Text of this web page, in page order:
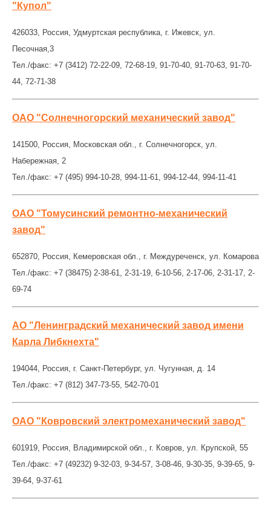
"Купол"
426033, Россия, Удмуртская республика, г. Ижевск, ул.
Песочная,3
Тел./факс: +7 (3412) 72-22-09, 72-68-19, 91-70-40, 91-70-63, 91-70-
44, 72-71-38
ОАО "Солнечногорский механический завод"
141500, Россия, Московская обл., г. Солнечногорск, ул.
Набережная, 2
Тел./факс: +7 (495) 994-10-28, 994-11-61, 994-12-44, 994-11-41
ОАО "Томусинский ремонтно-механический
завод"
652870, Россия, Кемеровская обл., г. Междуреченск, ул. Комарова
Тел./факс: +7 (38475) 2-38-61, 2-31-19, 6-10-56, 2-17-06, 2-31-17, 2-
69-74
АО "Ленинградский механический завод имени
Карла Либкнехта"
194044, Россия, г. Санкт-Петербург, ул. Чугунная, д. 14
Тел./факс: +7 (812) 347-73-55, 542-70-01
ОАО "Ковровский электромеханический завод"
601919, Россия, Владимирской обл., г. Ковров, ул. Крупской, 55
Тел./факс: +7 (49232) 9-32-03, 9-34-57, 3-08-46, 9-30-35, 9-39-65, 9-
39-64, 9-37-61